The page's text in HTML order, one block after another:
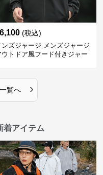
(税込)
ンズジャージ メンズジャージ
ウトドア風フード付きジャー
覧へ ›
着アイテム